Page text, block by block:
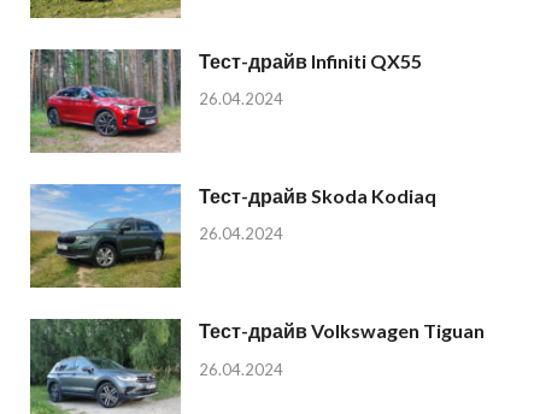
Тест-драйв Infiniti QX55
26.04.2024
Тест-драйв Skoda Kodiaq
26.04.2024
Тест-драйв Volkswagen Tiguan
26.04.2024